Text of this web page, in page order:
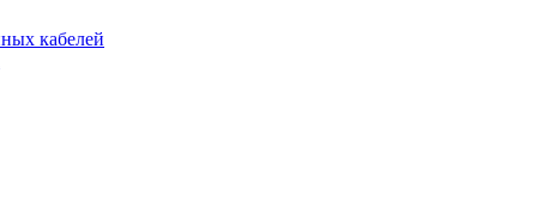
кабелей